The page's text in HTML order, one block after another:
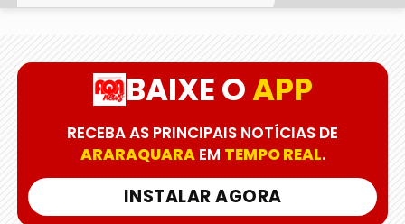
BAIXE OAPP
RECEBA AS PRINCIPAIS NOTÍCIAS DE
ARARAQUARAEM TEMPO REAL.
INSTALAR AGORA